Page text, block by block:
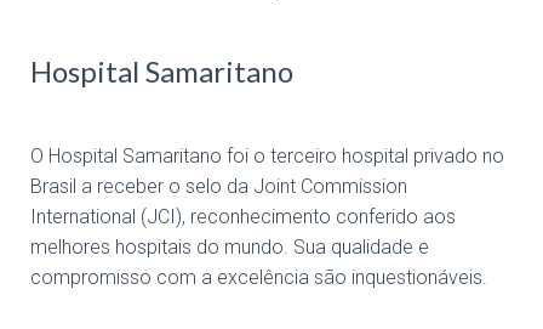
Hospital Samaritano
O Hospital Samaritano foi o terceiro hospital privado no
Brasil a receber o selo da Joint Commission
International (JCI), reconhecimento conferido aos
melhores hospitais do mundo. Sua qualidade e
compromisso com a excelência são inquestionáveis.